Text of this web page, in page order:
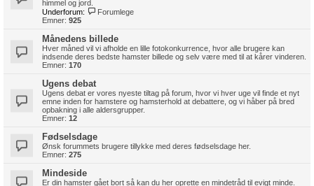
himmel og jord.
Underforum:
Forumlege
Emner: 925
Månedens billede
Hver måned vil vi afholde en lille fotokonkurrence, hvor alle brugere kan
indsende deres bedste hamster billede og selv være med til at kårer vinderen.
Emner: 170
Ugens debat
Ugens debat er vores nyeste tiltag på forum, hvor vi hver uge vil finde et nyt
emne inden for hamstere og hamsterhold at debattere, og vi håber på bred
opbakning i alle aldersgrupper.
Emner: 12
Fødselsdage
Ønsk forummets brugere tillykke med deres fødselsdage her.
Emner: 275
Mindeside
Er din hamster gået bort så kan du her oprette en mindetråd til evigt minde.